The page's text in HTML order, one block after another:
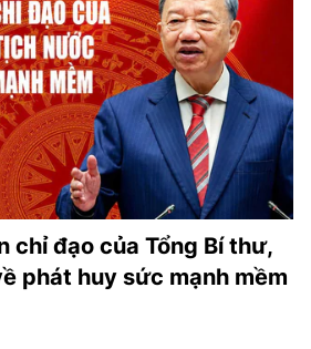
chỉ đạo của Tổng Bí thư,
phát huy sức mạnh mềm